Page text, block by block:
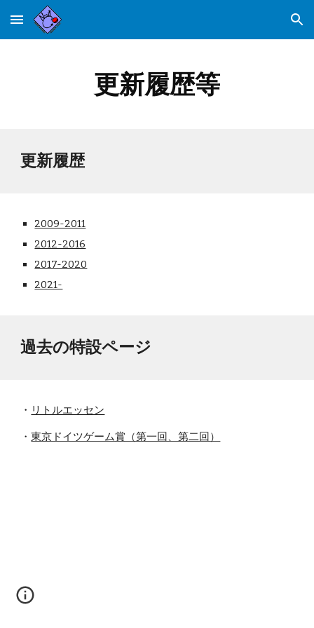
Skip to main content Skip to navigation
更新履歴等
更新履歴
2009-2011
2012-2016
2017-2020
2021-
過去の特設ページ
・ リトルエッセン
・東京ドイツゲーム賞（第一回、第二回）